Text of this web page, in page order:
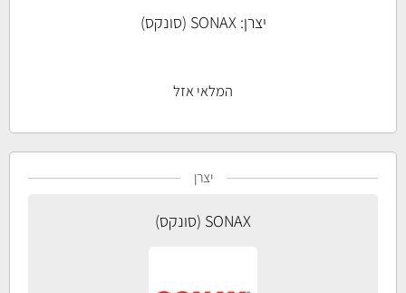
יצרן:SONAX (סונקס)
המלאי אזל
יצרן
SONAX (סונקס)